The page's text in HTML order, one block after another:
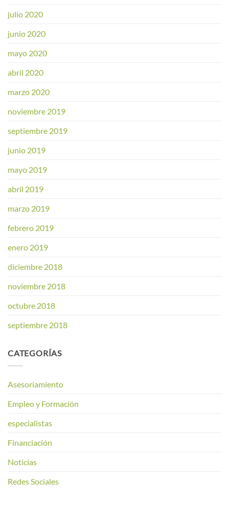
julio 2020
junio 2020
mayo 2020
abril 2020
marzo 2020
noviembre 2019
septiembre 2019
junio 2019
mayo 2019
abril 2019
marzo 2019
febrero 2019
enero 2019
diciembre 2018
noviembre 2018
octubre 2018
septiembre 2018
CATEGORÍAS
Asesoriamiento
Empleo y Formación
especialistas
Financiación
Noticias
Redes Sociales